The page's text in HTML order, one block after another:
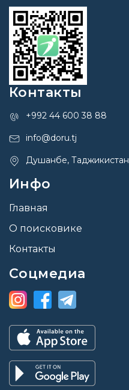
Контакты
+992 44 600 38 88
info@doru.tj
Душанбе, Таджикистан
Инфо
Главная
О поисковике
Контакты
Соцмедиа